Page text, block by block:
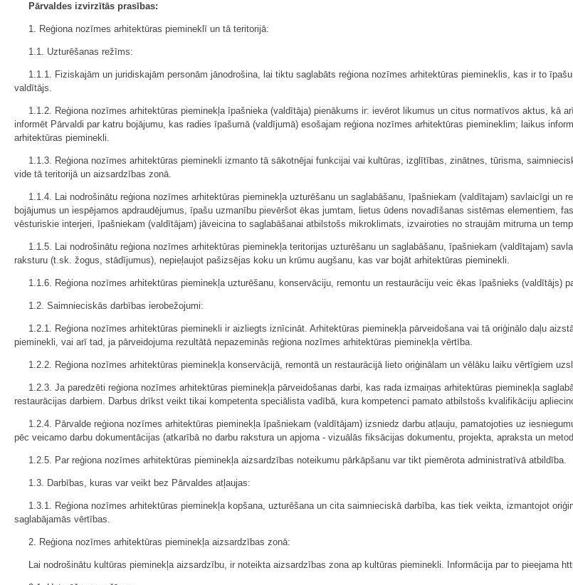
Pārvaldes izvirzītās prasības:
1. Reģiona nozīmes arhitektūras piemineklī un tā teritorijā:
1.1. Uzturēšanas režīms:
1.1.1. Fiziskajām un juridiskajām personām jānodrošina, lai tiktu saglabāts reģiona nozīmes arhitektūras piemineklis, kas ir to
valdītājs.
1.1.2. Reģiona nozīmes arhitektūras pieminekļa īpašnieka (valdītāja) pienākums ir: ievērot likumus un citus normatīvos aktus, kā
informēt Pārvaldi par katru bojājumu, kas radies īpašumā (valdījumā) esošajam reģiona nozīmes arhitektūras piemineklim; laikus
arhitektūras pieminekli.
1.1.3. Reģiona nozīmes arhitektūras pieminekli izmanto tā sākotnējai funkcijai vai kultūras, izglītības, zinātnes, tūrisma,
vide tā teritorijā un aizsardzības zonā.
1.1.4. Lai nodrošinātu reģiona nozīmes arhitektūras pieminekļa uzturēšanu un saglabāšanu, īpašniekam (valdītajam) savlaicīgi un
bojājumus un iespējamos apdraudējumus, īpašu uzmanību pievēršot ēkas jumtam, lietus ūdens novadīšanas sistēmas elementiem,
vēsturiskie interjeri, īpašniekam (valdītājam) jāveicina to saglabāšanai atbilstošs mikroklimats, izvairoties no straujām mitruma un
1.1.5. Lai nodrošinātu reģiona nozīmes arhitektūras pieminekļa teritorijas uzturēšanu un saglabāšanu, īpašniekam (valdītajam)
raksturu (t.sk. žogus, stādījumus), nepieļaujot pašizsējas koku un krūmu augšanu, kas var bojāt arhitektūras pieminekli.
1.1.6. Reģiona nozīmes arhitektūras pieminekļa uzturēšanu, konservāciju, remontu un restaurāciju veic ēkas īpašnieks (valdītājs)
1.2. Saimnieciskās darbības ierobežojumi:
1.2.1. Reģiona nozīmes arhitektūras pieminekli ir aizliegts iznīcināt. Arhitektūras pieminekļa pārveidošana vai tā oriģinālo daļu
pieminekli, vai arī tad, ja pārveidojuma rezultātā nepazeminās reģiona nozīmes arhitektūras pieminekļa vērtība.
1.2.2. Reģiona nozīmes arhitektūras pieminekļa konservācijā, remontā un restaurācijā lieto oriģinālam un vēlāku laiku vērtīgiem
1.2.3. Ja paredzēti reģiona nozīmes arhitektūras pieminekļa pārveidošanas darbi, kas rada izmaiņas arhitektūras pieminekļa
restaurācijas darbiem. Darbus drīkst veikt tikai kompetenta speciālista vadībā, kura kompetenci pamato atbilstošs kvalifikāciju
1.2.4. Pārvalde reģiona nozīmes arhitektūras pieminekļa īpašniekam (valdītājam) izsniedz darbu atļauju, pamatojoties uz
pēc veicamo darbu dokumentācijas (atkarībā no darbu rakstura un apjoma - vizuālās fiksācijas dokumentu, projekta, apraksta un
1.2.5. Par reģiona nozīmes arhitektūras pieminekļa aizsardzības noteikumu pārkāpšanu var tikt piemērota administratīvā atbildība.
1.3. Darbības, kuras var veikt bez Pārvaldes atļaujas:
1.3.1. Reģiona nozīmes arhitektūras pieminekļa kopšana, uzturēšana un cita saimnieciskā darbība, kas tiek veikta, izmantojot
saglabājamās vērtības.
2. Reģiona nozīmes arhitektūras pieminekļa aizsardzības zonā:
Lai nodrošinātu kultūras pieminekļa aizsardzību, ir noteikta aizsardzības zona ap kultūras pieminekli. Informācija par to pieejama